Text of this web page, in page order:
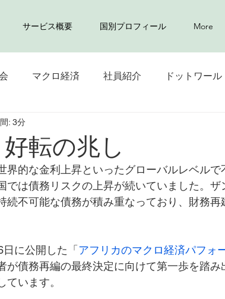
サービス概要 国別プロフィール More
マクロ経済 社員紹介 ドットワール
転の兆し
: 3分
界的な金利上昇といったグローバルレベルで
では債務リスクの上昇が続いていました。ザ
続不可能な債務が積み重なっており、財務再
に公開した「 アフリカのマクロ経済パフォ
が債務再編の最終決定に向けて第一歩を踏み
います。